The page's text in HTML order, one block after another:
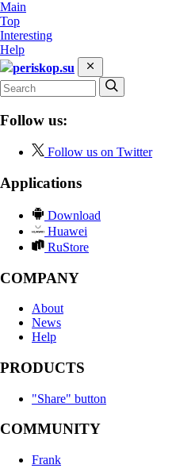
Main
Top
Interesting
Help
periskop.su
Follow us:
Follow us on Twitter
Applications
Download
Huawei
RuStore
COMPANY
About
News
Help
PRODUCTS
"Share" button
COMMUNITY
Frank